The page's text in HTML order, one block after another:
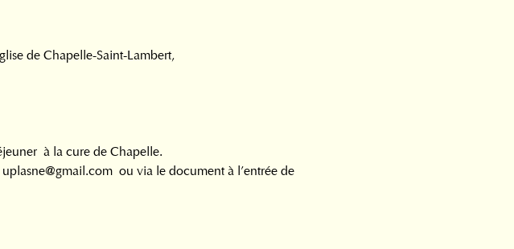
de Chapelle-Saint-Lambert,
à la cure de Chapelle.
ou via le document à l’entrée de